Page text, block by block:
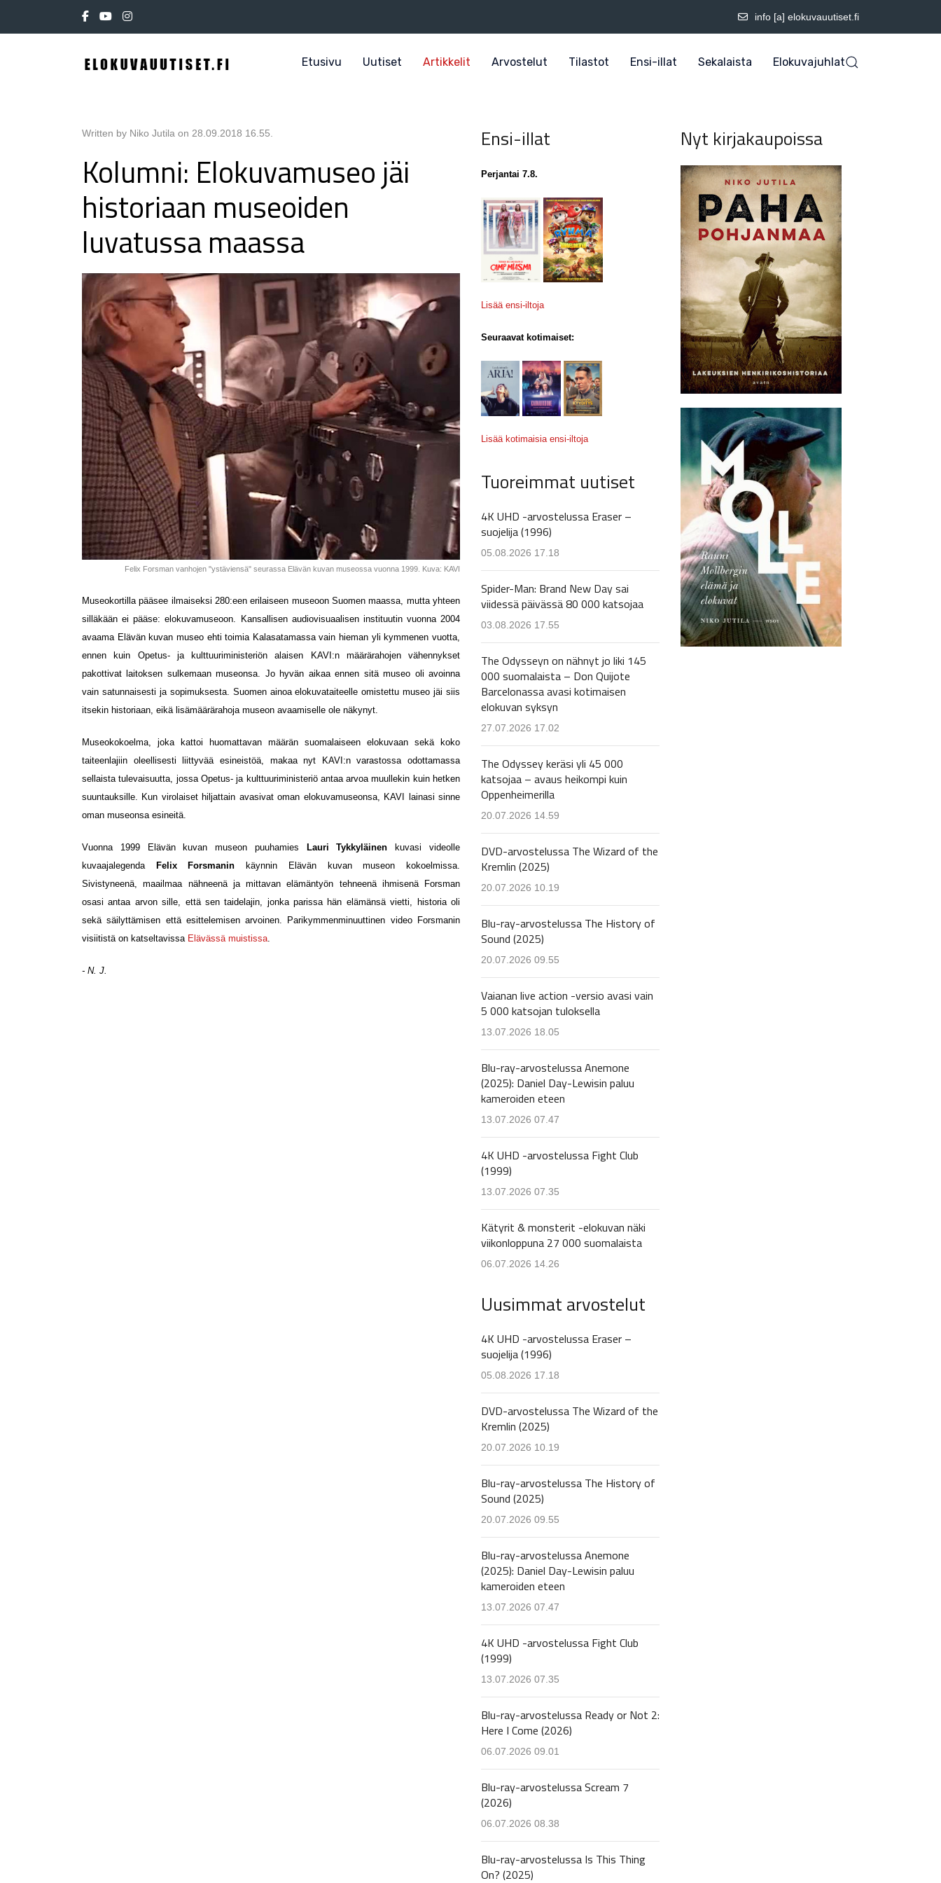
info [a] elokuvauutiset.fi
Etusivu Uutiset Artikkelit Arvostelut Tilastot Ensi-illat Sekalaista Elokuvajuhlat
Written by Niko Jutila on 28.09.2018 16.55
Kolumni: Elokuvamuseo jäi
historiaan museoiden
luvatussa maassa
Felix Forsman vanhojen "ystäviensä" seurassa Elävän kuvan museossa vuonna 1999. Kuva: KAVI
Museokortilla pääsee ilmaiseksi 280:een erilaiseen museoon Suomen maassa, mutta yhteen
silläkään ei pääse: elokuvamuseoon. Kansallisen audiovisuaalisen instituutin vuonna 2004
avaama Elävän kuvan museo ehti toimia Kalasatamassa vain hieman yli kymmenen vuotta,
ennen kuin Opetus- ja kulttuuriministeriön alaisen KAVI:n määrärahojen vähennykset
pakottivat laitoksen sulkemaan museonsa. Jo hyvän aikaa ennen sitä museo oli avoinna
vain satunnaisesti ja sopimuksesta. Suomen ainoa elokuvataiteelle omistettu museo jäi siis
itsekin historiaan, eikä lisämäärärahoja museon avaamiselle ole näkynyt.
Museokokoelma, joka kattoi huomattavan määrän suomalaiseen elokuvaan sekä koko
taiteenlajiin oleellisesti liittyvää esineistöä, makaa nyt KAVI:n varastossa odottamassa
sellaista tulevaisuutta, jossa Opetus- ja kulttuuriministeriö antaa arvoa muullekin kuin hetken
suuntauksille. Kun virolaiset hiljattain avasivat oman elokuvamuseonsa, KAVI lainasi sinne
oman museonsa esineitä.
Vuonna 1999 Elävän kuvan museon puuhamies Lauri Tykkyläinen
kuvasi videolle
kuvaajalegenda
Felix Forsmanin
käynnin Elävän kuvan museon kokoelmissa.
Sivistyneenä, maailmaa nähneenä ja mittavan elämäntyön tehneenä ihmisenä Forsman
osasi antaa arvon sille, että sen taidelajin, jonka parissa hän elämänsä vietti, historia oli
sekä säilyttämisen että esittelemisen arvoinen. Parikymmenminuuttinen video Forsmanin
visiitistä on katseltavissa Elävässä muistissa.
- N. J.
Ensi-illat
Perjantai 7.8.
Lisää ensi-iltoja
Seuraavat kotimaiset:
Lisää kotimaisia ensi-iltoja
Tuoreimmat uutiset
4K UHD -arvostelussa Eraser –
suojelija (1996)
05.08.2026 17.18
Spider-Man: Brand New Day sai
viidessä päivässä 80 000 katsojaa
03.08.2026 17.55
The Odysseyn on nähnyt jo liki 145
000 suomalaista – Don Quijote
Barcelonassa avasi kotimaisen
elokuvan syksyn
27.07.2026 17.02
The Odyssey keräsi yli 45 000
katsojaa – avaus heikompi kuin
Oppenheimerilla
20.07.2026 14.59
DVD-arvostelussa The Wizard of the
Kremlin (2025)
20.07.2026 10.19
Blu-ray-arvostelussa The History of
Sound (2025)
20.07.2026 09.55
Vaianan live action -versio avasi vain
5 000 katsojan tuloksella
13.07.2026 18.05
Blu-ray-arvostelussa Anemone
(2025): Daniel Day-Lewisin paluu
kameroiden eteen
13.07.2026 07.47
4K UHD -arvostelussa Fight Club
(1999)
13.07.2026 07.35
Kätyrit & monsterit -elokuvan näki
viikonloppuna 27 000 suomalaista
06.07.2026 14.26
Uusimmat arvostelut
4K UHD -arvostelussa Eraser –
suojelija (1996)
05.08.2026 17.18
DVD-arvostelussa The Wizard of the
Kremlin (2025)
20.07.2026 10.19
Blu-ray-arvostelussa The History of
Sound (2025)
20.07.2026 09.55
Blu-ray-arvostelussa Anemone
(2025): Daniel Day-Lewisin paluu
kameroiden eteen
13.07.2026 07.47
4K UHD -arvostelussa Fight Club
(1999)
13.07.2026 07.35
Blu-ray-arvostelussa Ready or Not 2:
Here I Come (2026)
06.07.2026 09.01
Blu-ray-arvostelussa Scream 7
(2026)
06.07.2026 08.38
Blu-ray-arvostelussa Is This Thing
On? (2025)
Nyt kirjakaupoissa